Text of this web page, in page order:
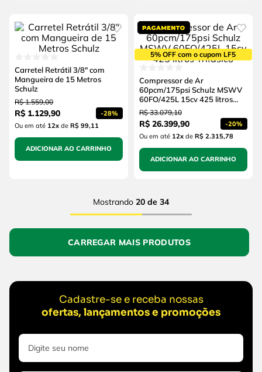
Carretel Retrátil 3/8" com
Mangueira de 15 Metros
Schulz
R$ 1.559,00
R$ 1.129,90 -28%
Ou em até 12xde R$ 99,11
ADICIONAR AO CARRINHO
5% OFF com o cupom LF5
Compressor de Ar
60pcm/175psi Schulz MSWV
60FO/425L 15cv 425 litros
Trifásico
R$ 33.079,10
R$ 26.399,90 -20%
Ou em até 12xde R$ 2.315,78
ADICIONAR AO CARRINHO
Mostrando 20 de 34
Cadastre-se e receba nossas
ofertas, lançamentos e promoções